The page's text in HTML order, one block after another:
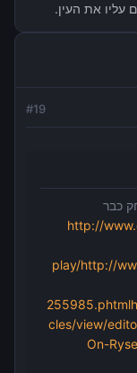
עליו את העין.
#19
כבר
http://
play/http://
255985.phtml
cles/view/
On-